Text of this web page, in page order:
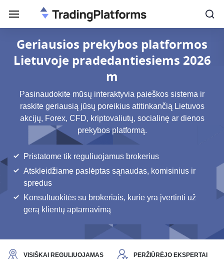
Geriausios prekybos platformos
Lietuvoje pradedantiesiems 2026
m
Pasinaudokite mūsų interaktyvia paieškos sistema ir
raskite geriausią jūsų poreikius atitinkančią Lietuvos
akcijų, Forex, CFD, kriptovaliutų, socialinę ar dienos
prekybos platformą.
Pristatome tik reguliuojamus brokerius
Atskleidžiame paslėptas sąnaudas, komisinius ir
spredus
Konsultuokitės su brokeriais, kurie yra įvertinti už
gerą klientų aptarnavimą
VISIŠKAI REGULIUOJAMAS PERŽIŪRĖJO EKSPERTAI